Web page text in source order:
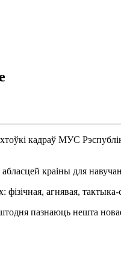
кадраў МУС
абласцей краіны для
агнявая,
пазнаюць нешта